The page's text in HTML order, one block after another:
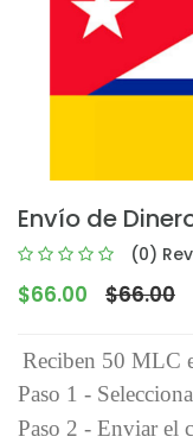
Envío de
(0)
$66.00 $66.00
Reciben 50 MLC
Paso 1 -
Paso 2 - Enviar el